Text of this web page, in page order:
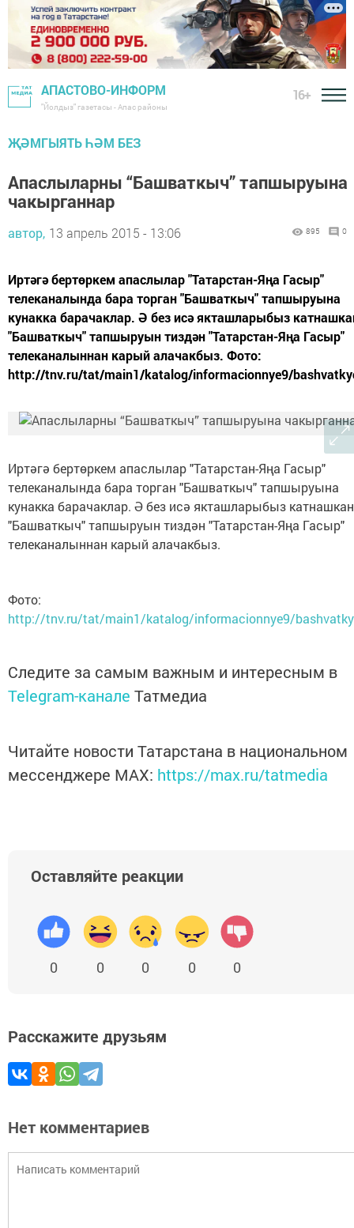
АПАСТОВО-ИНФОРМ
"Йолдыз" газетасы - Апас районы
16+
ҖӘМГЫЯТЬ ҺӘМ БЕЗ
Апаслыларны “Башваткыч” тапшыруына
чакырганнар
автор, 13 апрель 2015 - 13:06 895 0
Иртәгә бертөркем апаслылар "Татарстан-Яңа Гасыр"
телеканалында бара торган "Башваткыч" тапшыруына
кунакка барачаклар. Ә без исә якташларыбыз
"Башваткыч" тапшыруын тиздән "Татарстан-Яңа Гасыр"
телеканалыннан карый алачакбыз. Фото:
http://tnv.ru/tat/main1/katalog/informacionnye9/
Иртәгә бертөркем апаслылар "Татарстан-Яңа Гасыр"
телеканалында бара торган "Башваткыч" тапшыруына
кунакка барачаклар. Ә без исә якташларыбыз катнашкан
"Башваткыч" тапшыруын тиздән "Татарстан-Яңа Гасыр"
телеканалыннан карый алачакбыз.
Фото:
http://tnv.ru/tat/main1/katalog/informacionnye9/
Следите за самым важным и интересным в
Telegram-канале Татмедиа
Читайте новости Татарстана в национальном
мессенджере MАХ: https://max.ru/tatmedia
Оставляйте реакции
0 0 0 0 0
Расскажите друзьям
Нет комментариев